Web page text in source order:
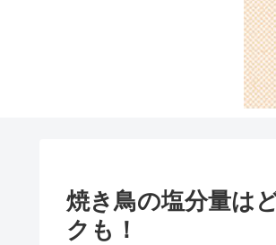
焼き鳥の塩分量は
クも！